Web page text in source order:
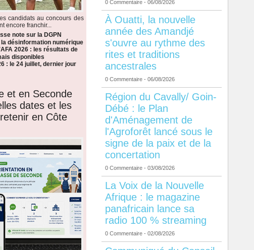
candidats au concours des
encore franchir...
note sur la DGPN
désinformation numérique
2026 : les résultats de
disponibles
: le 24 juillet, dernier jour
et en Seconde
dates et les
en Côte
0 Commentaire - 06/08/2026
À Ouatti, la nouvelle
année des Amandjé
s'ouvre au rythme des
rites et traditions
ancestrales
0 Commentaire - 06/08/2026
Région du Cavally/ Goin-
Débé : le Plan
d'Aménagement de
l'Agroforêt lancé sous le
signe de la paix et de la
concertation
0 Commentaire - 03/08/2026
La Voix de la Nouvelle
Afrique : le magazine
panafricain lance sa
radio 100 % streaming
0 Commentaire - 02/08/2026